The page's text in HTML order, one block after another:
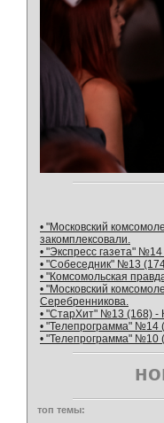
• "Московский
закомплексовали.
• "Экспресс газета"
• "Собеседник" №13
• "Комсомольская
• "Московский
Серебренникова.
• "СтарХит" №13 (168) -
• "Телепрограмма" №14
• "Телепрограмма" №10
топ темы: